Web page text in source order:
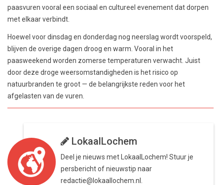
paasvuren vooral een sociaal en cultureel evenement dat dorpen
met elkaar verbindt.
Hoewel voor dinsdag en donderdag nog neerslag wordt voorspeld,
blijven de overige dagen droog en warm. Vooral in het
paasweekend worden zomerse temperaturen verwacht. Juist
door deze droge weersomstandigheden is het risico op
natuurbranden te groot — de belangrijkste reden voor het
afgelasten van de vuren.
LokaalLochem
Deel je nieuws met LokaalLochem! Stuur je
persbericht of nieuwstip naar
redactie@lokaallochem.nl.